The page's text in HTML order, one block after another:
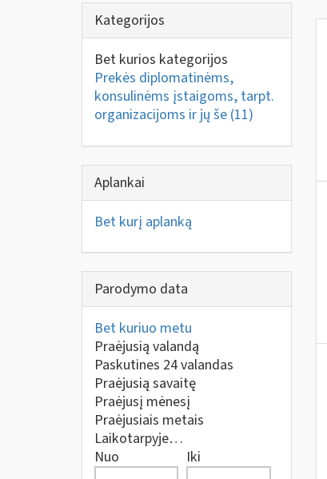
Kategorijos
Bet kurios kategorijos
Prekės diplomatinėms,
konsulinėms įstaigoms, tarpt.
organizacijoms ir jų še (11)
Aplankai
Bet kurį aplanką
Parodymo data
Bet kuriuo metu
Praėjusią valandą
Paskutines 24 valandas
Praėjusią savaitę
Praėjusį mėnesį
Praėjusiais metais
Laikotarpyje…
Nuo
Iki